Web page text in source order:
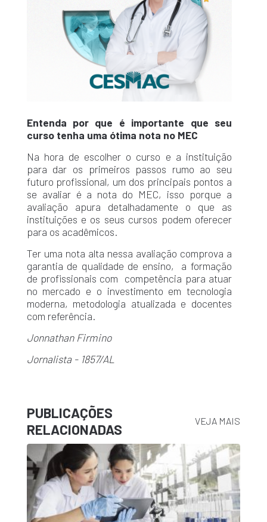
Entenda por que é importante que seu
curso tenha uma ótima nota no MEC
Na hora de escolher o curso e a instituição
para dar os primeiros passos rumo ao seu
futuro profissional, um dos principais pontos a
se avaliar é a nota do MEC, isso porque a
avaliação apura detalhadamente o que as
instituições e os seus cursos podem oferecer
para os acadêmicos.
Ter uma nota alta nessa avaliação comprova a
garantia de qualidade de ensino, a formação
de profissionais com competência para atuar
no mercado e o investimento em tecnologia
moderna, metodologia atualizada e docentes
com referência.
Jonnathan Firmino
Jornalista - 1857/AL
PUBLICAÇÕES
RELACIONADAS
VEJA MAIS